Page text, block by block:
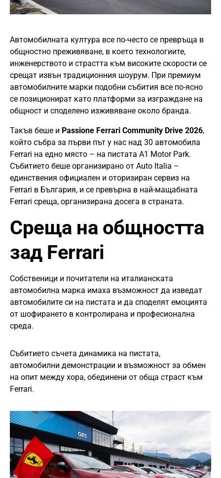
Автомобилната култура все по-често се превръща в
общностно преживяване, в което технологиите,
инженерството и страстта към високите скорости се
срещат извън традиционния шоурум. При премиум
автомобилните марки подобни събития все по-ясно
се позиционират като платформи за изграждане на
общност и споделено изживяване около бранда.
Такъв беше и Passione Ferrari Community Drive 2026,
който събра за първи път у нас над 30 автомобила
Ferrari на едно място – на пистата A1 Motor Park.
Събитието беше организирано от Auto Italia –
единствения официален и оторизиран сервиз на
Ferrari в България, и се превърна в най-мащабната
Ferrari среща, организирана досега в страната.
Среща на общността
зад Ferrari
Собственици и почитатели на италианската
автомобилна марка имаха възможност да изведат
автомобилите си на пистата и да споделят емоцията
от шофирането в контролирана и професионална
среда.
Събитието съчета динамика на пистата,
автомобилни демонстрации и възможност за обмен
на опит между хора, обединени от обща страст към
Ferrari.